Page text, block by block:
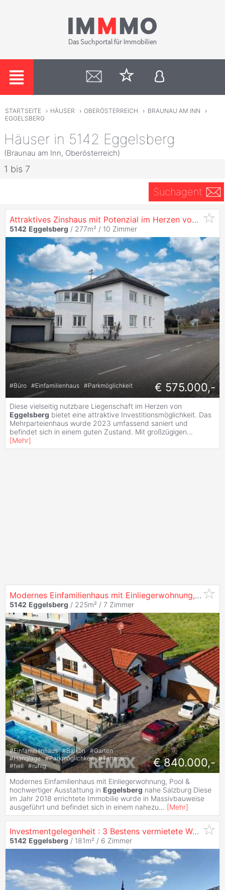
STARTSEITE › HÄUSER › OBERÖSTERREICH › BRAUNAU AM INN
›
EGGELSBERG
Häuser in 5142 Eggelsberg
(Braunau am Inn, Oberösterreich)
1 bis 7
Suchagent
Attraktives Zinshaus mit Potenzial im Herzen von
5142 Eggelsberg / 277m² / 10 Zimmer
#Büro #Einfamilienhaus #Parkmöglichkeit € 575.000,-
Diese vielseitig nutzbare Liegenschaft im Herzen von
Eggelsberg bietet eine attraktive Investitionsmöglichkeit. Das
Mehrparteienhaus wurde 2023 umfassend saniert und
befindet sich in einem guten Zustand. Mit großzügigen...
[Mehr]
Modernes Einfamilienhaus mit Einliegerwohnung, Pool & hochwertiger Ausstattung in
5142 Eggelsberg / 225m² / 7 Zimmer
#Einfamilienhaus #Balkon #Garten
#Hanglage #Parkmöglichkeit #Terrasse
#hell #ruhig € 840.000,-
Modernes Einfamilienhaus mit Einliegerwohnung, Pool &
hochwertiger Ausstattung in Eggelsberg nahe Salzburg Diese
im Jahr 2018 errichtete Immobilie wurde in Massivbauweise
ausgeführt und befindet sich in einem nahezu... [Mehr]
Investmentgelegenheit : 3 Bestens vermietete Wohnungen in Egglsberg
5142 Eggelsberg / 181m² / 6 Zimmer